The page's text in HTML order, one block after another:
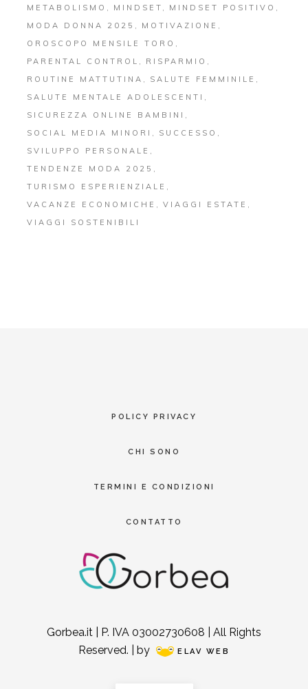
METABOLISMO
MINDSET
MINDSET POSITIVO
MODA DONNA 2025
MOTIVAZIONE
OROSCOPO MENSILE TORO
PARENTAL CONTROL
RISPARMIO
ROUTINE MATTUTINA
SALUTE FEMMINILE
SALUTE MENTALE ADOLESCENTI
SICUREZZA ONLINE BAMBINI
SOCIAL MEDIA MINORI
SUCCESSO
SVILUPPO PERSONALE
TENDENZE MODA 2025
TURISMO ESPERIENZIALE
VACANZE ECONOMICHE
VIAGGI ESTATE
VIAGGI SOSTENIBILI
POLICY PRIVACY
CHI SONO
TERMINI E CONDIZIONI
CONTATTO
Gorbea.it | P. IVA 03002730608 | All Rights
Reserved. | by
ELAV WEB